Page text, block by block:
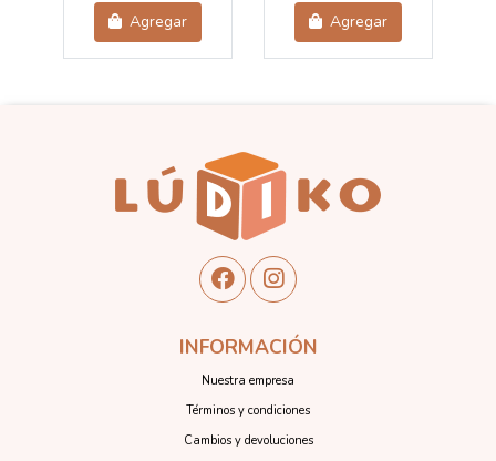
Agregar Agregar
INFORMACIÓN
Nuestra empresa
Términos y condiciones
Cambios y devoluciones